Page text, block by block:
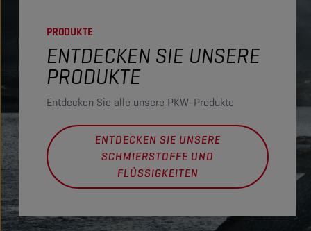
PRODUKTE
ENTDECKEN SIE UNSERE
PRODUKTE
Entdecken Sie alle unsere PKW-Produkte
ENTDECKEN SIE UNSERE
SCHMIERSTOFFE UND
FLÜSSIGKEITEN